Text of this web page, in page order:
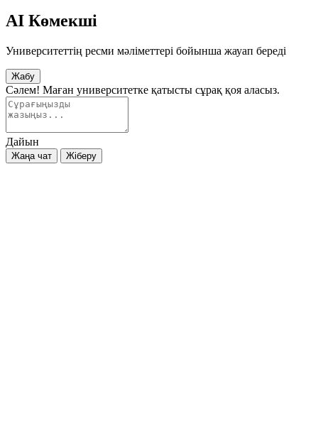
AI Көмекші
Университеттің ресми мәліметтері бойынша жауап береді
Жабу
Сәлем! Маған университетке қатысты сұрақ қоя аласыз.
Дайын
Жаңа чат Жіберу